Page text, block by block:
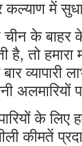
में
के बाहर के
है, तो हमारा
के
कीमतें